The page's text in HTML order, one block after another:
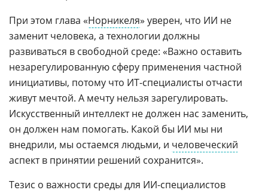
При этом глава «Норникеля» уверен, что ИИ не
заменит человека, а технологии должны
развиваться в свободной среде: «Важно оставить
незарегулированную сферу применения частной
инициативы, потому что ИT-специалисты отчасти
живут мечтой. А мечту нельзя зарегулировать.
Искусственный интеллект не должен нас заменить,
он должен нам помогать. Какой бы ИИ мы ни
внедрили, мы остаемся людьми, и человеческий
аспект в принятии решений сохранится».
Тезис о важности среды для ИИ-специалистов